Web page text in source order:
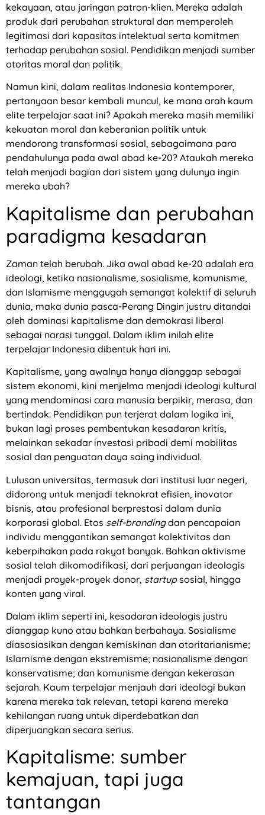
kekayaan, atau jaringan patron-klien. Mereka adalah
produk dari perubahan struktural dan memperoleh
legitimasi dari kapasitas intelektual serta komitmen
terhadap perubahan sosial. Pendidikan menjadi sumber
otoritas moral dan politik.
Namun kini, dalam realitas Indonesia kontemporer,
pertanyaan besar kembali muncul, ke mana arah kaum
elite terpelajar saat ini? Apakah mereka masih memiliki
kekuatan moral dan keberanian politik untuk
mendorong transformasi sosial, sebagaimana para
pendahulunya pada awal abad ke-20? Ataukah mereka
telah menjadi bagian dari sistem yang dulunya ingin
mereka ubah?
Kapitalisme dan perubahan
paradigma kesadaran
Zaman telah berubah. Jika awal abad ke-20 adalah era
ideologi, ketika nasionalisme, sosialisme, komunisme,
dan Islamisme menggugah semangat kolektif di seluruh
dunia, maka dunia pasca-Perang Dingin justru ditandai
oleh dominasi kapitalisme dan demokrasi liberal
sebagai narasi tunggal. Dalam iklim inilah elite
terpelajar Indonesia dibentuk hari ini.
Kapitalisme, yang awalnya hanya dianggap sebagai
sistem ekonomi, kini menjelma menjadi ideologi kultural
yang mendominasi cara manusia berpikir, merasa, dan
bertindak. Pendidikan pun terjerat dalam logika ini,
bukan lagi proses pembentukan kesadaran kritis,
melainkan sekadar investasi pribadi demi mobilitas
sosial dan penguatan daya saing individual.
Lulusan universitas, termasuk dari institusi luar negeri,
didorong untuk menjadi teknokrat efisien, inovator
bisnis, atau profesional berprestasi dalam dunia
korporasi global. Etos self-brandingdan pencapaian
individu menggantikan semangat kolektivitas dan
keberpihakan pada rakyat banyak. Bahkan aktivisme
sosial telah dikomodifikasi, dari perjuangan ideologis
menjadi proyek-proyek donor, startupsosial, hingga
konten yang viral.
Dalam iklim seperti ini, kesadaran ideologis justru
dianggap kuno atau bahkan berbahaya. Sosialisme
diasosiasikan dengan kemiskinan dan otoritarianisme;
Islamisme dengan ekstremisme; nasionalisme dengan
konservatisme; dan komunisme dengan kekerasan
sejarah. Kaum terpelajar menjauh dari ideologi bukan
karena mereka tak relevan, tetapi karena mereka
kehilangan ruang untuk diperdebatkan dan
diperjuangkan secara serius.
Kapitalisme: sumber
kemajuan, tapi juga
tantangan